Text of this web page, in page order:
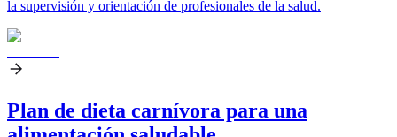
la supervisión y orientación de profesionales de la salud.
Plan de dieta carnívora para una